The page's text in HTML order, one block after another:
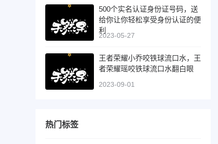
500个实名认证身份证号码，送
给你让你轻松享受身份认证的便
利
2023-05-27
王者荣耀小乔咬铁球流口水，王
者荣耀瑶咬铁球流口水翻白眼
2023-09-01
热门标签